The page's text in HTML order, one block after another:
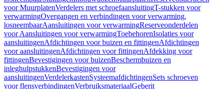
voor MuurplatenVerdelers met schroefaansluitingT-stukken voor
verwarmingOvergangen en verbindingen voor verwarming,
losneembaarAansluitingen voor verwarmingReserveonderdelen
voor Aansluitingen voor verwarmingToebehorenIsolaties voor
aansluitingenAfdichtingen voor buizen en fittingenAfdichtingen
voor aansluitingenAfdichtingen voor fittingenAfdekking voor
fittingenBevestigingen voor buizenBeschermbuizen en
inleghulpstukkenBevestigingen voor
aansluitingenVerdelerkastenSysteemafdichtingenSets schroeven
voor flensverbindingenVerbruiksmateriaalGeberit